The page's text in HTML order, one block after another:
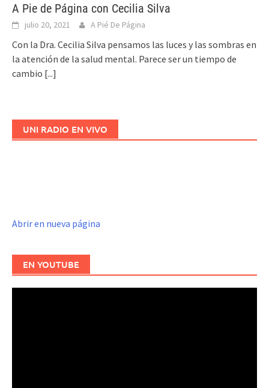
A Pie de Página con Cecilia Silva
julio 20, 2021 A Pié De Página
Con la Dra. Cecilia Silva pensamos las luces y las sombras en
la atención de la salud mental. Parece ser un tiempo de
cambio [...]
UNI RADIO EN VIVO
Abrir en nueva página
EN YOUTUBE